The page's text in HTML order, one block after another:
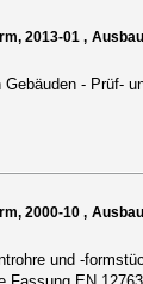
2013-01 , Ausbau
Gebäuden - Prüf-
2000-10 , Ausbau
und -